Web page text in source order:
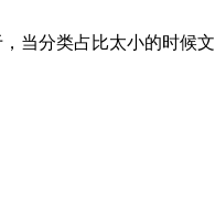
当分类占比太小的时候文